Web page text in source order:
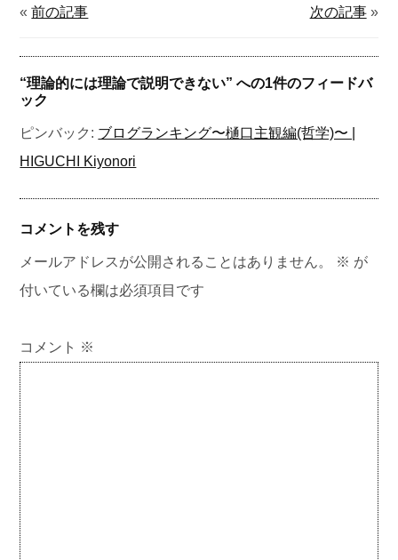
«前の記事 次の記事»
“理論的には理論で説明できない” への1件のフィードバ
ック
ピンバック: ブログランキング〜樋口主観編(哲学)〜 |
HIGUCHI Kiyonori
コメントを残す
メールアドレスが公開されることはありません。 ※ が
付いている欄は必須項目です
コメント ※